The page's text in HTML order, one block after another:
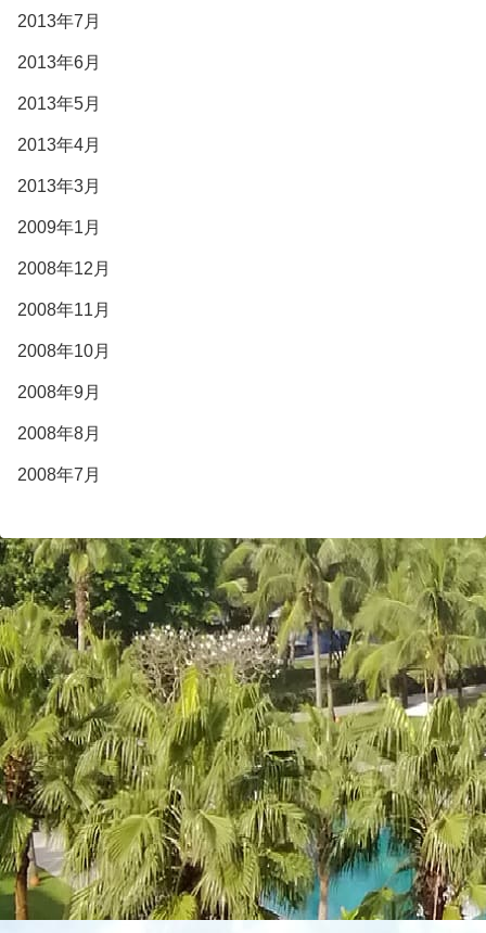
2013年7月
2013年6月
2013年5月
2013年4月
2013年3月
2009年1月
2008年12月
2008年11月
2008年10月
2008年9月
2008年8月
2008年7月